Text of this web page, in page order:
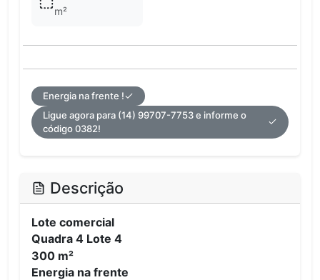
m²
Energia na frente !
Ligue agora para (14) 99707-7753 e informe o
código 0382!
Descrição
Lote comercial
Quadra 4 Lote 4
300 m²
Energia na frente